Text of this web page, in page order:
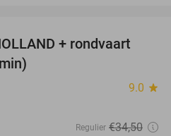
14%
+ rondvaart
9.0 star
Regulier €34,50